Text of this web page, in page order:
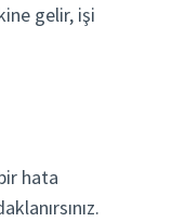
gelir, işi
hata